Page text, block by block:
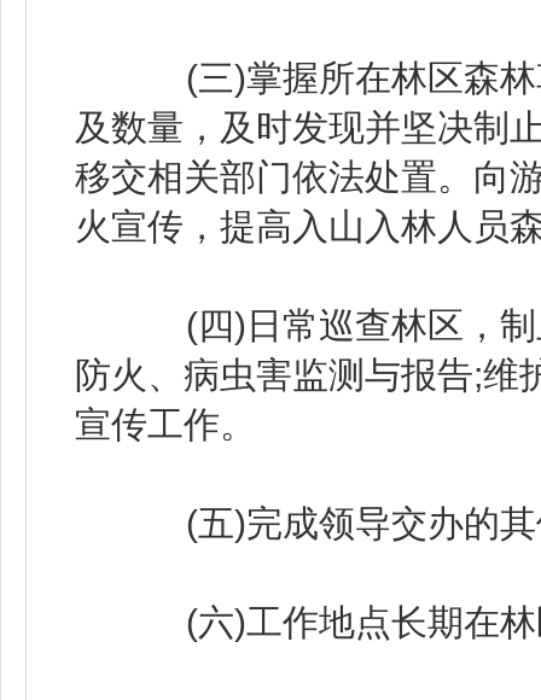
(三)掌握所在林区森林
及数量，及时发现并坚决制
移交相关部门依法处置。向
火宣传，提高入山入林人员
(四)日常巡查林区，制
防火、病虫害监测与报告;维
宣传工作。
(五)完成领导交办的其
(六)工作地点长期在林